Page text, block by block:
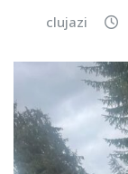
clujazi